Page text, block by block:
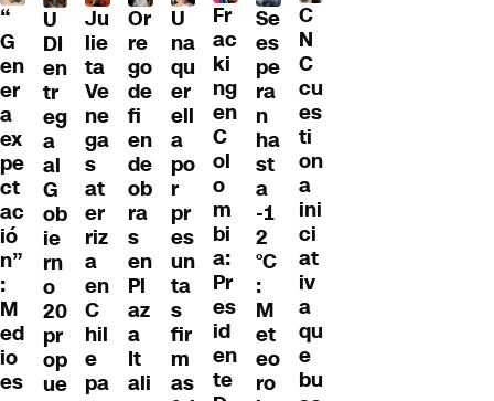
“
G
en
er
a
ex
pe
ct
ac
ió
n”
:
M
ed
io
es
U
DI
en
tr
eg
a
al
G
ob
ie
rn
o
20
pr
op
ue
Ju
lie
ta
Ve
ne
ga
s
at
er
riz
a
en
C
hil
e
pa
Or
re
go
de
fi
en
de
ob
ra
s
en
Pl
az
a
It
ali
U
na
qu
er
ell
a
po
r
pr
es
un
ta
s
fir
m
as
Fr
ac
ki
ng
en
C
ol
o
m
bi
a:
Pr
es
id
en
te
Se
es
pe
ra
n
ha
st
a
-1
2
°C
:
M
et
eo
ro
C
N
C
cu
es
ti
on
a
ini
ci
at
iv
a
qu
e
bu